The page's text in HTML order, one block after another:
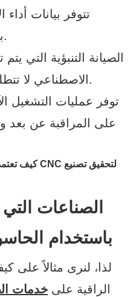
تتوفر بيانات
بمساعدة إنترنت الأشياء.
الصيانة التنبؤية التي
الاصطناعي لا تتطلب أي توقف عن العمل.
توفر عمليات التشغيل
على المراقبة عن بعد
الصناعات
باستخدام
لذا، لنرى مثالاً على
الراقية على خدمات